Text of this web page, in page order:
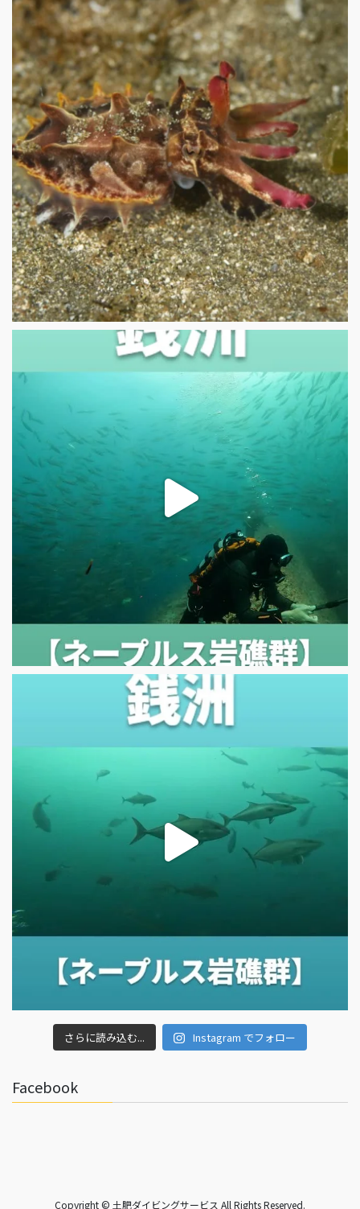
さらに読み込む... Instagram でフォロー
Facebook
Copyright © 土肥ダイビングサービス All Rights Reserved.